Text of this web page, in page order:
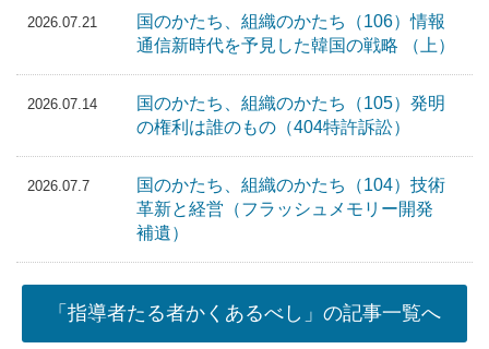
2026.07.21
国のかたち、組織のかたち（106）情報
通信新時代を予見した韓国の戦略 （上）
2026.07.14
国のかたち、組織のかたち（105）発明
の権利は誰のもの（404特許訴訟）
2026.07.7
国のかたち、組織のかたち（104）技術
革新と経営（フラッシュメモリー開発
補遺）
「指導者たる者かくあるべし」の記事一覧へ